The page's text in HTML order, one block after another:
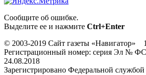
Сообщите об ошибке.
Выделите ее и нажмите Ctrl+Enter
© 2003-2019 Сайт газеты «Навигатор»
Регистрационный номер: серия Эл №
24.08.2018
Зарегистрировано Федеральной